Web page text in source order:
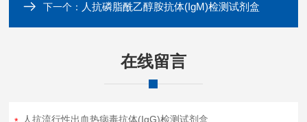
下一个： 人抗磷脂酰乙醇胺抗体(IgM)检测试剂盒
在线留言